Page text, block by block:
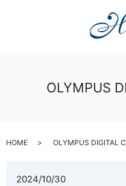
OLYMPUS
HOME OLYMPUS DIGITAL
2024/10/30